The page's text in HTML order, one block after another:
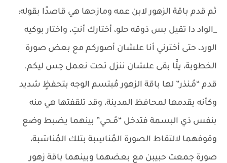
ثم قدم باقة الزهور لابن عمه ومازحها هي قاصدًا بقوله:
_الواد دا تقيل بس ذوقه حلو، أختارك أنتِ، واختار بوكيه
الورد، حتى أخترني أنا علشان أصوركم مع بعض صورة
الخطوبة، يلَّا بقى علشان ننزل تحت نعمل حِس ليكم.
قدم “مُـنذر” لها باقة الزهور مُبتسم الوجه بتحفظٍ شديد
وكأنه يقدمها لمحافظ المدينة، وقد تلقفتها هي منه
بنفس ذي البسمة فتدخل “مُـحي” بينهما يضبط وضع
وقوفهما لالتقاط الصورة المُناسِبة بتلك المُناسَبة،
صورة جمعت حبيبن مع بعضهما وبينهما باقة زهور